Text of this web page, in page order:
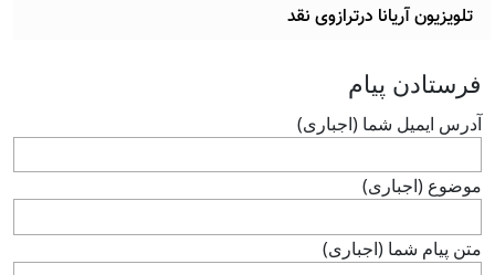
تلویزیون آریانا درترازوی نقد
فرستادن پيام
آدرس ايميل شما (اجباری)
موضوع (اجباری)
متن پيام شما (اجباری)